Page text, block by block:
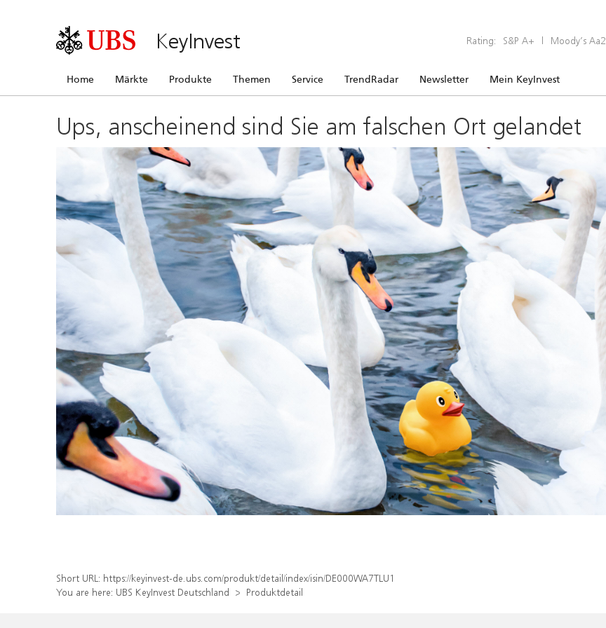
KeyInvest Rating: S&P A+ | Moody’s Aa2
Home Märkte Produkte Themen Service TrendRadar Newsletter Mein KeyInvest
Ups, anscheinend sind Sie am falschen Ort gelandet
Short URL: https://keyinvest-de.ubs.com/produkt/detail/index/isin/DE000WA7TLU1
You are here: UBS KeyInvest Deutschland Produktdetail